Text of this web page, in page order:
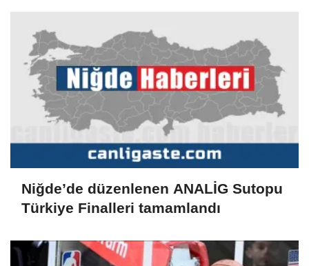
Niğde’de düzenlenen ANALİG Sutopu
Türkiye Finalleri tamamlandı